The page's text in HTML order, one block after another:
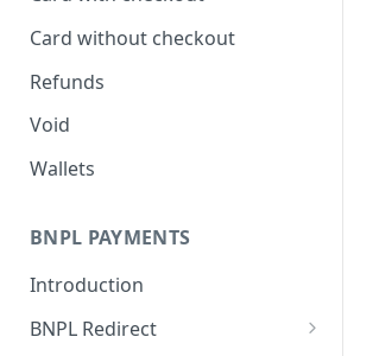
Card without checkout
Refunds
Void
Wallets
BNPL PAYMENTS
Introduction
BNPL Redirect